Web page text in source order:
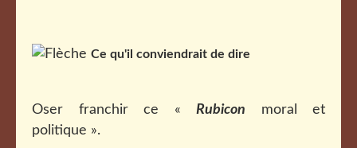
Ce qu'il conviendrait de dire
Oser franchir ce « Rubicon moral et
politique ».